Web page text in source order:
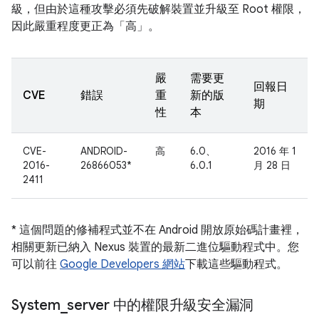
級，但由於這種攻擊必須先破解裝置並升級至 Root 權限，
因此嚴重程度更正為「高」。
CVE 錯誤
嚴
重
性
需要更
新的版
本
回報日
期
CVE-
2016-
2411
ANDROID-
26866053*
高
6.0、
6.0.1
2016 年 1
月 28 日
* 這個問題的修補程式並不在 Android 開放原始碼計畫裡，
相關更新已納入 Nexus 裝置的最新二進位驅動程式中。您
可以前往 Google Developers 網站下載這些驅動程式。
System _server 中的權限升級安全漏洞